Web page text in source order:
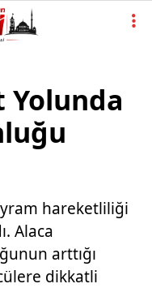
Yolunda
hareketliliği
Alaca
arttığı
dikkatli